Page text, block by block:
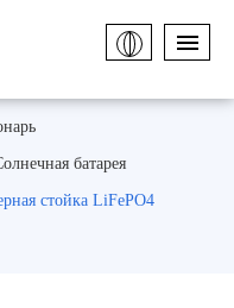
батарея
стойка LiFePO4